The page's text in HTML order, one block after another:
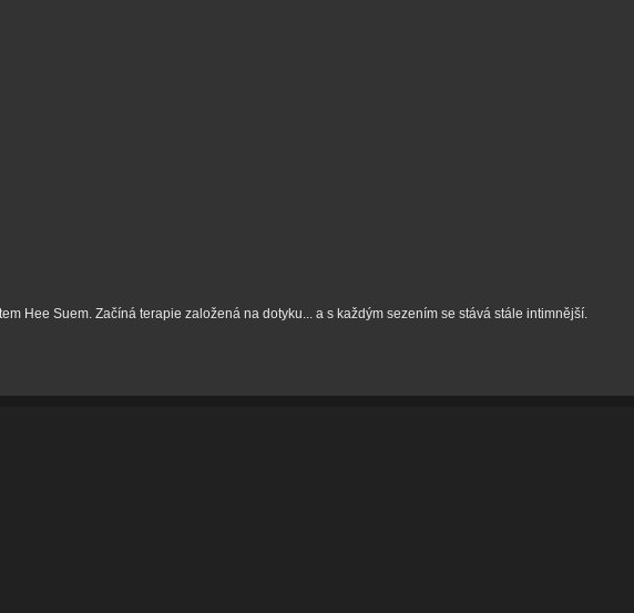
Hee Suem. Začíná terapie založená na dotyku... a s každým sezením se stává stále intimnější.